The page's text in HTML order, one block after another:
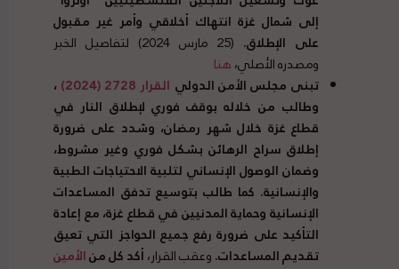
إلى شمال غزة انتهاك أخلاقي وأمر غير مقبول
على الإطلاق.
(25 مارس 2024) لتفاصيل الخبر
ومصدره الأصلي،هنا
تبنى مجلس الأمن الدولي القرار2728 (2024)
،
وطالب من خلاله بوقف فوري لإطلاق النار في
قطاع غزة خلال شهر رمضان، وشدد على ضرورة
إطلاق سراح الرهائن بشكل فوري وغير مشروط،
وضمان الوصول الإنساني لتلبية الاحتياجات الطبية
والإنسانية. كما طالب بتوسيع تدفق المساعدات
الإنسانية وحماية المدنيين في قطاع غزة، مع إعادة
التأكيد على ضرورة رفع جميع الحواجز التي تعيق
تقديم المساعدات.وعقب القرار،أكد كل منالأمين